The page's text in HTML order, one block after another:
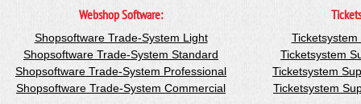
Webshop Software:
Shopsoftware Trade-System Light
Shopsoftware Trade-System Standard
Shopsoftware Trade-System Professional
Shopsoftware Trade-System Commercial
Ticketsystem
Ticketsystem
Ticketsystem